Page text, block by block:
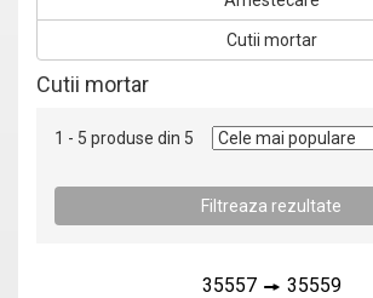
Cutii mortar
Cutii mortar
1 - 5 produse din 5
35557 35559